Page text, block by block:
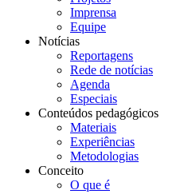
Imprensa
Equipe
Notícias
Reportagens
Rede de notícias
Agenda
Especiais
Conteúdos pedagógicos
Materiais
Experiências
Metodologias
Conceito
O que é